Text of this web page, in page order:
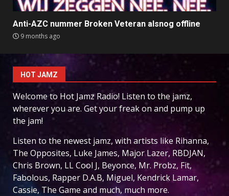
Anti-AZC nummer Broken Veteran alsnog offline
9 months ago
HOT JAMZ
Welcome to Hot Jamz Radio! Listen to the jamz,
wherever you are. Get your freak on and pump up
the jam!
Listen to the newest jamz, with artists like Rihanna,
The Opposites, Luke James, Major Lazer, RBDJAN,
Chris Brown, LL Cool J, Beyonce, Mr. Probz, Fit,
Fabolous, Rapper D.A.B, Miguel, Kendrick Lamar,
Cassie, The Game and much, much more.